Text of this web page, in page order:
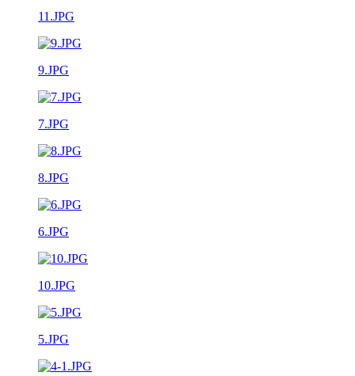
11.JPG
9.JPG
7.JPG
8.JPG
6.JPG
10.JPG
5.JPG